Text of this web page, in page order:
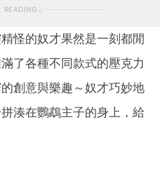
READING
怪的奴才果然是一刻都閒
了各種不同款式的壓克力
創意與樂趣～奴才巧妙地
湊在鸚鵡主子的身上，給